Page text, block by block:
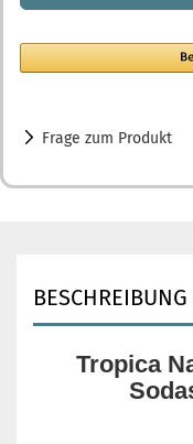
Frage zum Produkt
BESCHREIBUNG
Tropica